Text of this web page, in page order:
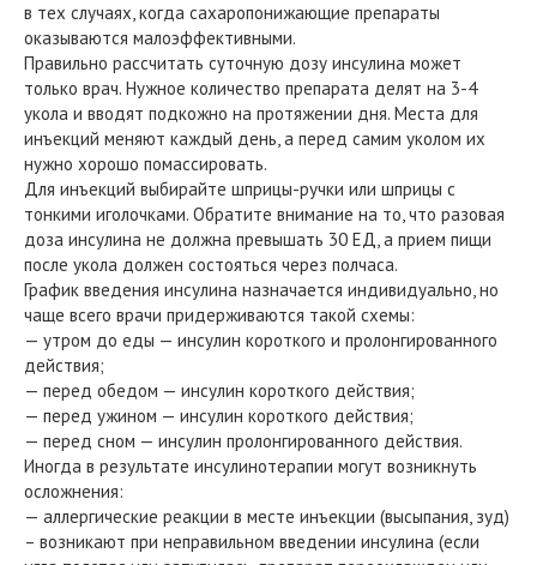
в тех случаях, когда сахаропонижающие препараты
оказываются малоэффективными.
Правильно рассчитать суточную дозу инсулина может
только врач. Нужное количество препарата делят на 3-4
укола и вводят подкожно на протяжении дня. Места для
инъекций меняют каждый день, а перед самим уколом их
нужно хорошо помассировать.
Для инъекций выбирайте шприцы-ручки или шприцы с
тонкими иголочками. Обратите внимание на то, что разовая
доза инсулина не должна превышать 30 ЕД, а прием пищи
после укола должен состояться через полчаса.
График введения инсулина назначается индивидуально, но
чаще всего врачи придерживаются такой схемы:
— утром до еды — инсулин короткого и пролонгированного
действия;
— перед обедом — инсулин короткого действия;
— перед ужином — инсулин короткого действия;
— перед сном — инсулин пролонгированного действия.
Иногда в результате инсулинотерапии могут возникнуть
осложнения:
— аллергические реакции в месте инъекции (высыпания, зуд)
– возникают при неправильном введении инсулина (если